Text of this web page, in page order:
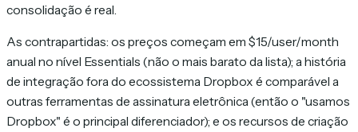
consolidação é real.
As contrapartidas: os preços começam em $15/user/month
anual no nível Essentials (não o mais barato da lista); a história
de integração fora do ecossistema Dropbox é comparável a
outras ferramentas de assinatura eletrônica (então o "usamos
Dropbox" é o principal diferenciador); e os recursos de criação